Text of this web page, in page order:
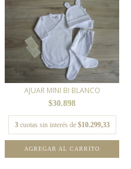
AJUAR MINI BI BLANCO
$30.898
3 cuotas sin interés de $10.299,33
AGREGAR AL CARRITO